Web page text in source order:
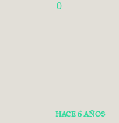
0
HACE 6 AÑOS